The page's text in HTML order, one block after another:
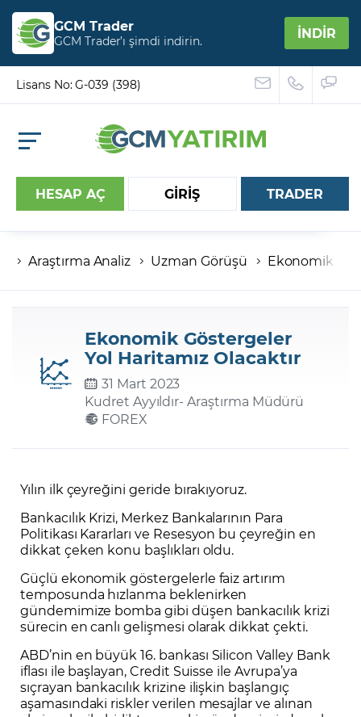
GCM Trader
GCM Trader’ı şimdi indirin. İNDİR
Lisans No: G-039 (398)
HESAP AÇ GİRİŞ
Hesap numaranız
Şifreniz
Şifremi Unuttum
TRADER
Araştırma Analiz Uzman Görüşü Ekonomik
Ekonomik Göstergeler
Yol Haritamız Olacaktır
31 Mart 2023
Kudret Ayyıldır- Araştırma Müdürü
FOREX
Yılın ilk çeyreğini geride bırakıyoruz.
Bankacılık Krizi, Merkez Bankalarının Para
Politikası Kararları ve Resesyon bu çeyreğin en
dikkat çeken konu başlıkları oldu.
Güçlü ekonomik göstergelerle faiz artırım
temposunda hızlanma beklenirken
gündemimize bomba gibi düşen bankacılık krizi
sürecin en canlı gelişmesi olarak dikkat çekti.
ABD’nin en büyük 16. bankası Silicon Valley Bank
iflası ile başlayan, Credit Suisse ile Avrupa’ya
sıçrayan bankacılık krizine ilişkin başlangıç
aşamasındaki riskler verilen mesajlar ve alınan